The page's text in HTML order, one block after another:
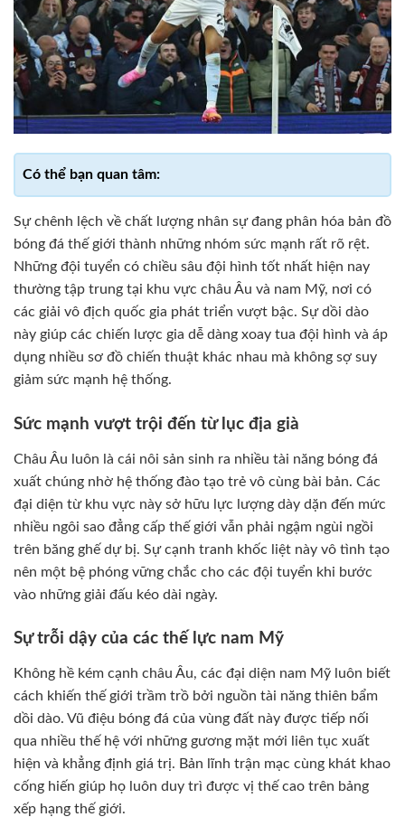
Sự chênh lệch về chất lượng nhân sự đang phân hóa bản đồ
bóng đá thế giới thành những nhóm sức mạnh rất rõ rệt.
Những đội tuyển có chiều sâu đội hình tốt nhất hiện nay
thường tập trung tại khu vực châu Âu và nam Mỹ, nơi có
các giải vô địch quốc gia phát triển vượt bậc. Sự dồi dào
này giúp các chiến lược gia dễ dàng xoay tua đội hình và áp
dụng nhiều sơ đồ chiến thuật khác nhau mà không sợ suy
giảm sức mạnh hệ thống.
Sức mạnh vượt trội đến từ lục địa già
Châu Âu luôn là cái nôi sản sinh ra nhiều tài năng bóng đá
xuất chúng nhờ hệ thống đào tạo trẻ vô cùng bài bản. Các
đại diện từ khu vực này sở hữu lực lượng dày dặn đến mức
nhiều ngôi sao đẳng cấp thế giới vẫn phải ngậm ngùi ngồi
trên băng ghế dự bị. Sự cạnh tranh khốc liệt này vô tình tạo
nên một bệ phóng vững chắc cho các đội tuyển khi bước
vào những giải đấu kéo dài ngày.
Sự trỗi dậy của các thế lực nam Mỹ
Không hề kém cạnh châu Âu, các đại diện nam Mỹ luôn biết
cách khiến thế giới trầm trồ bởi nguồn tài năng thiên bẩm
dồi dào. Vũ điệu bóng đá của vùng đất này được tiếp nối
qua nhiều thế hệ với những gương mặt mới liên tục xuất
hiện và khẳng định giá trị. Bản lĩnh trận mạc cùng khát khao
cống hiến giúp họ luôn duy trì được vị thế cao trên bảng
xếp hạng thế giới.